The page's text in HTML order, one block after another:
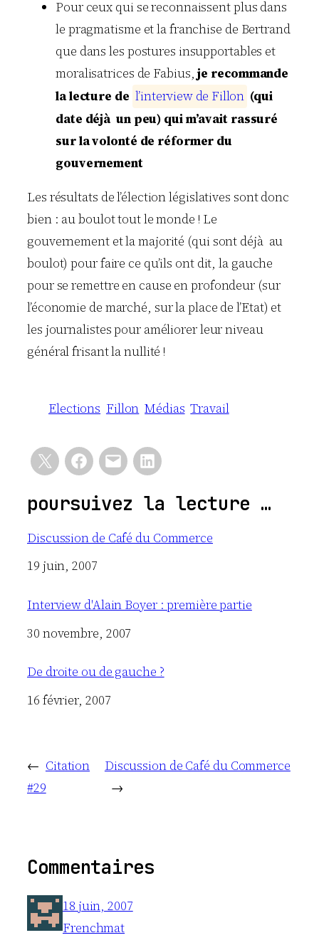
Pour ceux qui se reconnaissent plus dans
le pragmatisme et la franchise de Bertrand
que dans les postures insupportables et
moralisatrices de Fabius,je recommande
la lecture de l’interview de Fillon (qui
date déjà un peu) qui m’avait rassuré
sur la volonté de réformer du
gouvernement
Les résultats de l’élection législatives sont donc
bien : au boulot tout le monde ! Le
gouvernement et la majorité (qui sont déjà au
boulot) pour faire ce qu’ils ont dit, la gauche
pour se remettre en cause en profondeur (sur
l’économie de marché, sur la place de l’Etat) et
les journalistes pour améliorer leur niveau
général frisant la nullité !
Elections Fillon Médias Travail
poursuivez la lecture …
Discussion de Café du Commerce
Date
19 juin, 2007
Interview d'Alain Boyer : première partie
Date
30 novembre, 2007
De droite ou de gauche ?
Date
16 février, 2007
← Citation
#29
Discussion de Café du Commerce
→
Commentaires
18 juin, 2007
Frenchmat